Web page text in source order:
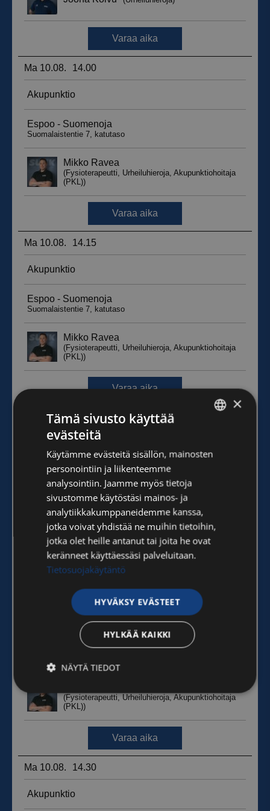
ENGLISH
×
Tämä sivusto käyttää
evästeitä
Käytämme evästeitä sisällön, mainosten
personointiin ja liikenteemme
analysointiin. Jaamme myös tietoja
sivustomme käytöstäsi mainos- ja
analytiikkakumppaneidemme kanssa,
jotka voivat yhdistää ne muihin tietoihin,
jotka olet heille antanut tai joita he ovat
keränneet käyttäessäsi palveluitaan.
Tietosuojakäytäntö
HYVÄKSY EVÄSTEET
HYLKÄÄ KAIKKI
NÄYTÄ TIEDOT
Ehdottomasti
välttämättömät
Suorituskyvylliset
Kohdentavat Toiminnalliset